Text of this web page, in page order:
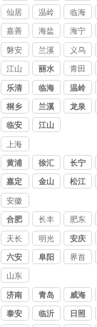
仙居 温岭 临海
嘉善 海盐 海宁
磐安 兰溪 义乌
江山 丽水 青田
乐清 临海 温岭
桐乡 兰溪 龙泉
临安 江山
上海
讨债
公司
黄浦 徐汇 长宁
嘉定 金山 松江
安徽
讨债
公司
合肥 长丰 肥东
天长 明光 安庆
六安 阜阳 界首
山东
讨债
公司
济南 青岛 威海
泰安 临沂 日照